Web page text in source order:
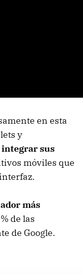
en esta
y
integrar sus
móviles que
más
de las
de Google.